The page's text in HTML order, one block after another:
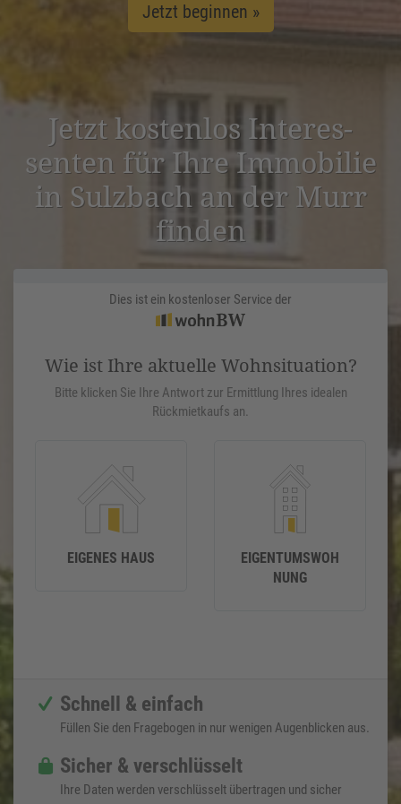
Jetzt beginnen »
Jetzt kostenlos Inter­es­
senten für Ihre Immobilie
in Sulzbach an der Murr
finden
Dies ist ein kostenloser Service der
Wie ist Ihre aktuelle Wohnsituation?
Bitte klicken Sie Ihre Antwort zur Ermittlung Ihres idealen
Rückmietkaufs an.
EIGENES HAUS
EIGENTUMSWOH
NUNG
Schnell & einfach
Füllen Sie den Fragebogen in nur wenigen Augenblicken aus.
Sicher & verschlüsselt
Ihre Daten werden verschlüsselt übertragen und sicher